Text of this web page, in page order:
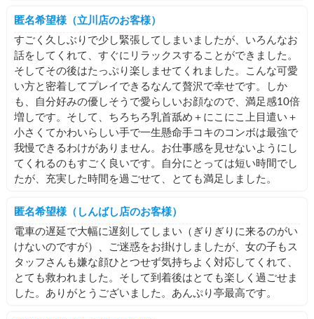
匿名希望様（立川店のお客様）
すごく久しぶりで少し緊張してしまいましたが、いろんなお
話をしてくれて、すぐにリラックスすることができました。
そしてその後はたっぷり楽しませてくれました。こんな可愛
い方と密着してプレイできるなんて贅沢で幸せです。しか
も、自分好みの優しそうで愛らしいお顔なので、満足感10倍
増しです。そして、ちろちろ乳首舐め＋にこにこ上目遣い＋
小さくてかわいらしい手で一生懸命手コキのコンボは最強で
我慢できるわけがありません。お仕事感を見せないようにし
てくれるのもすごく良いです。自分にとっては短い時間でし
たが、充実した時間を過ごせて、とても満足しました。
匿名希望様（しんばし店のお客様）
電車の遅延で大幅に遅刻してしまい（ぎりぎりに来るのがい
けないのですが）、ご迷惑をお掛けしましたが、女の子もス
タッフさんも嫌な顔ひとつせず気持ちよく対応してくれて、
とても救われました。そして到着後はとても楽しく過ごせま
した。ありがとうございました。あんぷり亭最高です。